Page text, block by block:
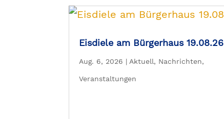
Eisdiele am Bürgerhaus 19.08.26
Aug. 6, 2026 | Aktuell, Nachrichten,
Veranstaltungen